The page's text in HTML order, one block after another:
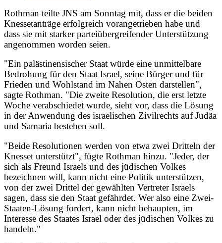
Rothman teilte JNS am Sonntag mit, dass er die beiden
Knessetanträge erfolgreich vorangetrieben habe und
dass sie mit starker parteiübergreifender Unterstützung
angenommen worden seien.
"Ein palästinensischer Staat würde eine unmittelbare
Bedrohung für den Staat Israel, seine Bürger und für
Frieden und Wohlstand im Nahen Osten darstellen",
sagte Rothman. "Die zweite Resolution, die erst letzte
Woche verabschiedet wurde, sieht vor, dass die Lösung
in der Anwendung des israelischen Zivilrechts auf Judäa
und Samaria bestehen soll.
"Beide Resolutionen werden von etwa zwei Dritteln der
Knesset unterstützt", fügte Rothman hinzu. "Jeder, der
sich als Freund Israels und des jüdischen Volkes
bezeichnen will, kann nicht eine Politik unterstützen,
von der zwei Drittel der gewählten Vertreter Israels
sagen, dass sie den Staat gefährdet. Wer also eine Zwei-
Staaten-Lösung fordert, kann nicht behaupten, im
Interesse des Staates Israel oder des jüdischen Volkes zu
handeln."